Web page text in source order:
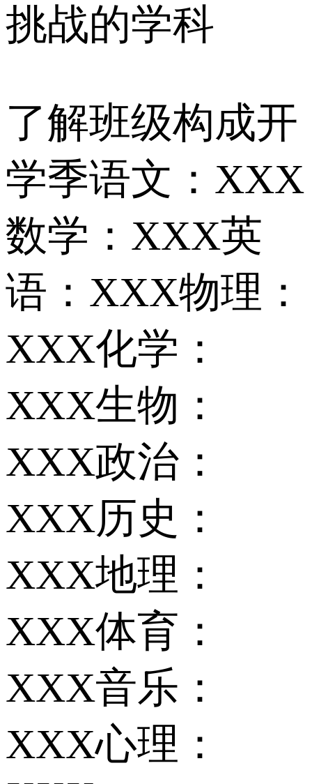
挑战的学科
了解班级构成开
学季语文：XXX
数学：XXX英
语：XXX物理：
XXX化学：
XXX生物：
XXX政治：
XXX历史：
XXX地理：
XXX体育：
XXX音乐：
XXX心理：